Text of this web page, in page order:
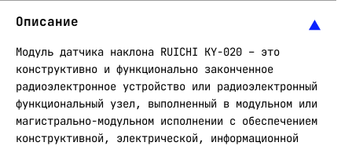
Описание
Модуль датчика наклона RUICHI KY-020 – это
конструктивно и функционально законченное
радиоэлектронное устройство или радиоэлектронный
функциональный узел, выполненный в модульном или
магистрально-модульном исполнении с обеспечением
конструктивной, электрической, информационной